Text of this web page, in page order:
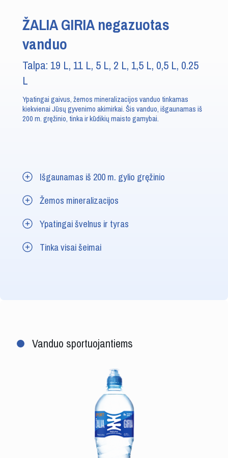
ŽALIA GIRIA negazuotas
vanduo
Talpa: 19 L, 11 L, 5 L, 2 L, 1,5 L, 0,5 L, 0.25
L
Ypatingai gaivus, žemos mineralizacijos vanduo tinkamas
kiekvienai Jūsų gyvenimo akimirkai. Šis vanduo, išgaunamas iš
200 m. gręžinio, tinka ir kūdikių maisto gamybai.
Išgaunamas iš 200 m. gylio gręžinio
Žemos mineralizacijos
Ypatingai švelnus ir tyras
Tinka visai šeimai
Vanduo sportuojantiems